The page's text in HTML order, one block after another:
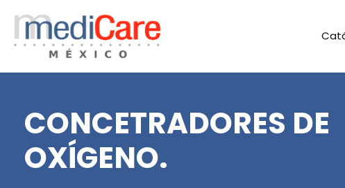
contenido
CONCETRADORES DE
OXÍGENO.